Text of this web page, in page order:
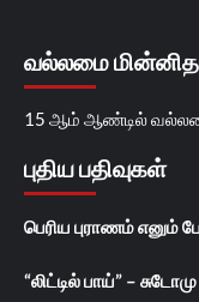
வல்லமை
15 ஆம் ஆண்டில்
புதிய பதிவுகள்
பெரிய புராணம் எனும்
“லிட்டில் பாய்” –